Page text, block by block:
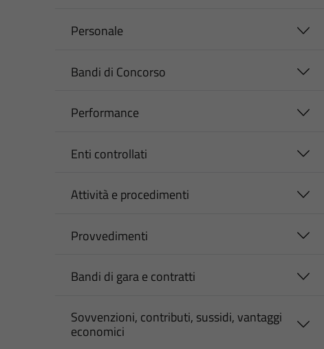
Personale
Bandi di Concorso
Performance
Enti controllati
Attività e procedimenti
Provvedimenti
Bandi di gara e contratti
Sovvenzioni, contributi, sussidi, vantaggi
economici